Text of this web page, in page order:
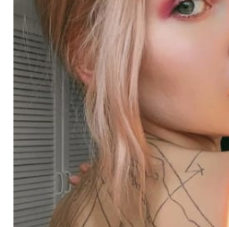
Videa
Sledujte prima+
Přihlášení
Sledujte nás